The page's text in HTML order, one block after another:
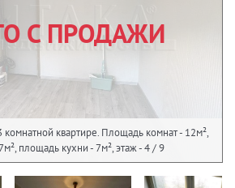
С ПРОДАЖИ
комнатной квартире. Площадь комнат - 12м²,
площадь кухни - 7м², этаж - 4 / 9